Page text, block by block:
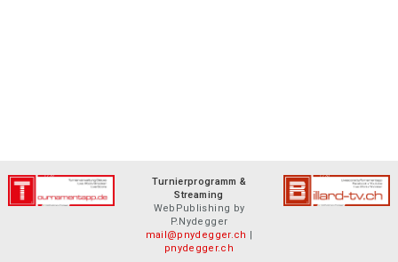
Turnierprogramm &
Streaming
WebPublishing by
P.Nydegger
mail@pnydegger.ch |
pnydegger.ch